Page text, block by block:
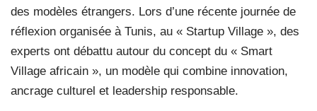
des modèles étrangers. Lors d’une récente journée de
réflexion organisée à Tunis, au « Startup Village », des
experts ont débattu autour du concept du « Smart
Village africain », un modèle qui combine innovation,
ancrage culturel et leadership responsable.